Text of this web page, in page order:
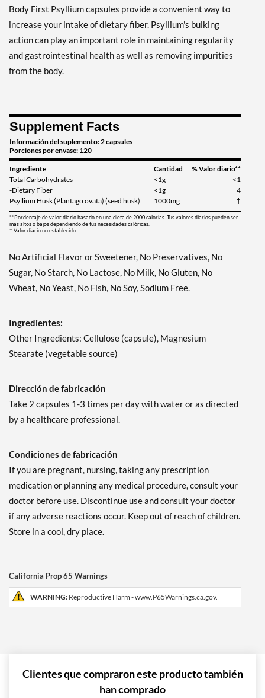
Body First Psyllium capsules provide a convenient way to
increase your intake of dietary fiber. Psyllium's bulking
action can play an important role in maintaining regularity
and gastrointestinal health as well as removing impurities
from the body.
Supplement Facts
Información del suplemento: 2 capsules
Porciones por envase: 120
Ingrediente Cantidad
% Valor diario**
Total Carbohydrates
<1g
<1
-Dietary Fiber
<1g
4
Psyllium Husk (Plantago ovata) (seed husk)
1000mg †
**Pordentaje de valor diario basado en una dieta de 2000 calorias. Tus valores diarios pueden ser
más altos o bajos dependiendo de tus necesidades calóricas.
† Valor diario no establecido.
No Artificial Flavor or Sweetener, No Preservatives, No
Sugar, No Starch, No Lactose, No Milk, No Gluten, No
Wheat, No Yeast, No Fish, No Soy, Sodium Free.
Ingredientes:
Other Ingredients: Cellulose (capsule), Magnesium
Stearate (vegetable source)
Dirección de fabricación
Take 2 capsules 1-3 times per day with water or as directed
by a healthcare professional.
Condiciones de fabricación
If you are pregnant, nursing, taking any prescription
medication or planning any medical procedure, consult your
doctor before use. Discontinue use and consult your doctor
if any adverse reactions occur. Keep out of reach of children.
Store in a cool, dry place.
California Prop 65 Warnings
WARNING: Reproductive Harm - www.P65Warnings.ca.gov.
Clientes que compraron este producto también
han comprado